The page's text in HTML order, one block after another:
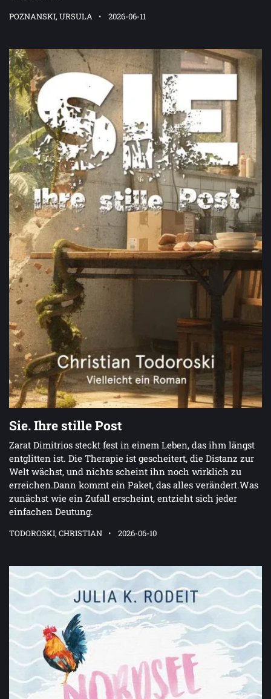
POZNANSKI, URSULA 2026-06-11
Sie. Ihre stille Post
Zarat Dimitrios steckt fest in einem Leben, das ihm längst
entglitten ist. Die Therapie ist gescheitert, die Distanz zur
Welt wächst, und nichts scheint ihn noch wirklich zu
erreichen.Dann kommt ein Paket, das alles verändert.Was
zunächst wie ein Zufall erscheint, entzieht sich jeder
einfachen Deutung.
TODOROSKI, CHRISTIAN 2026-06-10